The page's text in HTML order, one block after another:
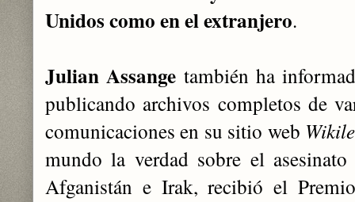
Unidos como en el extranjero.
Julian Assange también ha
publicando archivos completos de
comunicaciones en su sitio web
mundo la verdad sobre el
Afganistán e Irak, recibió el